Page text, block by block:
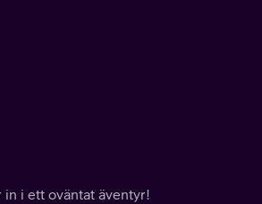
i ett oväntat äventyr!